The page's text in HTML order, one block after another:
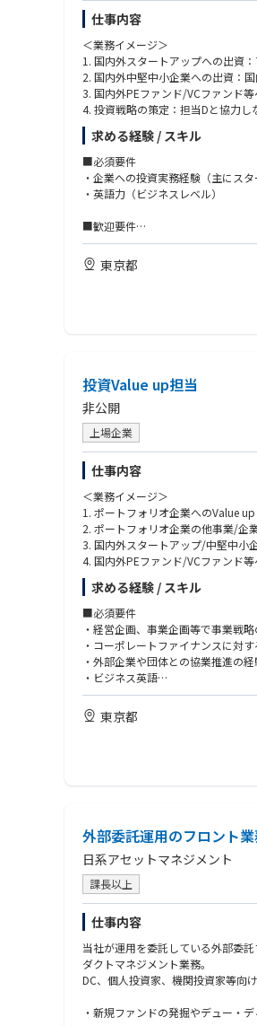
• Solid Line：Chief Insurance
• Dotted Line：CEO, Japan
※ ライセンス申請フェーズにおい
するリーダーへの成長を期待してい
仕事内容
＜業務イメージ＞
1. 国内外スタートアップへの出資
2. 国内外中堅中小企業への出資：
3. 国内外PEファンド/VCファンド
4. 投資戦略の策定：担当Dと協力
■この仕事で得られるもの
・単なる投資のみならず、M&Aや
・世の中に存在する多様な事業領
・VC投資、PE投資等幅広い投資経
■おすすめポイント
・ 新規事業開発の最前線で、様々
・ 海外企業との事業開発に携わるこ
求める経験 / スキル
■必須要件
・企業への投資実務経験（主にスタ
・英語力（ビジネスレベル）
■歓迎要件
・会社/事業のValue up（スタート
・海外での業務経験
・コーポレートとの協業やExitの主
・新規事業立ち上げや起業の経験
・FMCG（消費財）領域の知見や就
・金融会社にて投資やIPO経験を有す
・FMCG領域での業務経験を有する
■人物像​
・厳しい環境にあっても前向きに業
・人に対して真摯に向き合い、常に
・交友関係を広げ深めることに恐れ
・人に答えを求めるのではなく、
・「心の豊かさ」を大切にできる方
・素直に、吸収しながら自己変革
東京都
投資Value up担当
非公開
上場企業
仕事内容
＜業務イメージ＞
1. ポートフォリオ企業へのValue
2. ポートフォリオ企業の他事業/企
3. 国内外スタートアップ/中堅中小
4. 国内外PEファンド/VCファンド
5. 投資戦略の策定：担当Dと協力し
6. ラーニングの組織知化： Value
■この仕事で得られるもの
・FMCGを中心として、国内外の
・本人の能力次第で、Value upの
・社内外の多様なネットワークを拡
■おすすめポイント
・会社のステージ毎に直面する様
・チームメンバーとともに多様な
・海外企業との事業開発に携わるこ
求める経験 / スキル
■必須要件
・経営企画、事業企画等で事業戦
・コーポレートファイナンスに対
・外部企業や団体との協業推進の経
・ビジネス英語
■歓迎要件
・コンサルティングファームでの事
・事業会社にて事業立ち上げ、経
・金融会社にてアナリスト、投資銀
・事業会社にて事業立ち上げ、経
・金融会社にてアナリスト、投資銀
・FMCG領域での業務経験
■人物像​
・人に答えを求めるのではなく、
・交友関係を広げ深めることに恐れ
・厳しい環境にあっても前向きに
・人に対して真摯に向き合い、常に
・「心の豊かさ」を大切にできる方
東京都
外部委託運用のフロント
日系アセットマネジメント
課長以上
仕事内容
当社が運用を委託している外部委
ダクトマネジメント業務。
DC、個人投資家、機関投資家等向
・新規ファンドの発掘やデュー・